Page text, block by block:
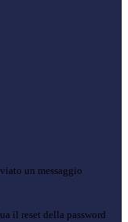
un messaggio
il reset della password